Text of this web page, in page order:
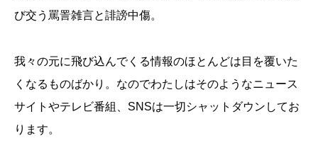
び交う罵詈雑言と誹謗中傷。
我々の元に飛び込んでくる情報のほとんどは目を覆いた
くなるものばかり。なのでわたしはそのようなニュース
サイトやテレビ番組、SNSは一切シャットダウンしてお
ります。